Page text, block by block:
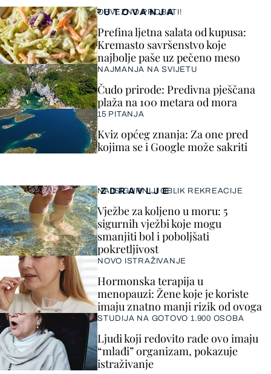
ZDRAVLJE
NAJSIGURNIJI OBLIK REKREACIJE
Vježbe za koljeno u moru: 5
sigurnih vježbi koje mogu
smanjiti bol i poboljšati
pokretljivost
NOVO ISTRAŽIVANJE
Hormonska terapija u
menopauzi: Žene koje je koriste
imaju znatno manji rizik od ovoga
STUDIJA NA GOTOVO 1.900 OSOBA
Ljudi koji redovito rade ovo imaju
“mlađi” organizam, pokazuje
istraživanje
PUTOVANJA
OBVEZNO PROBATI!
Prefina ljetna salata od kupusa:
Kremasto savršenstvo koje
najbolje paše uz pečeno meso
NAJMANJA NA SVIJETU
Čudo prirode: Predivna pješčana
plaža na 100 metara od mora
15 PITANJA
Kviz općeg znanja: Za one pred
kojima se i Google može sakriti